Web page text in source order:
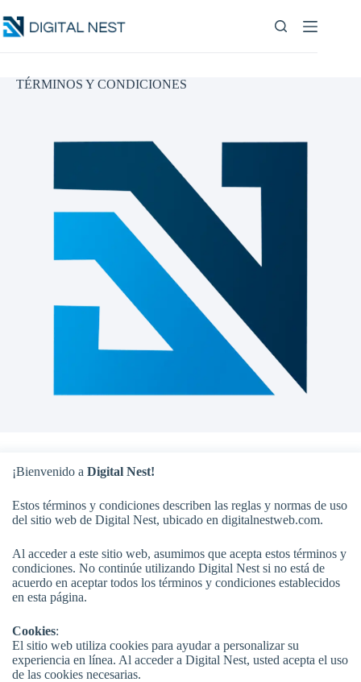
al
contenido
TÉRMINOS Y CONDICIONES
¡Bienvenido a Digital Nest!
Estos términos y condiciones describen las reglas y normas de uso
del sitio web de Digital Nest, ubicado en digitalnestweb.com.
Al acceder a este sitio web, asumimos que acepta estos términos y
condiciones. No continúe utilizando Digital Nest si no está de
acuerdo en aceptar todos los términos y condiciones establecidos
en esta página.
Cookies:
El sitio web utiliza cookies para ayudar a personalizar su
experiencia en línea. Al acceder a Digital Nest, usted acepta el uso
de las cookies necesarias.